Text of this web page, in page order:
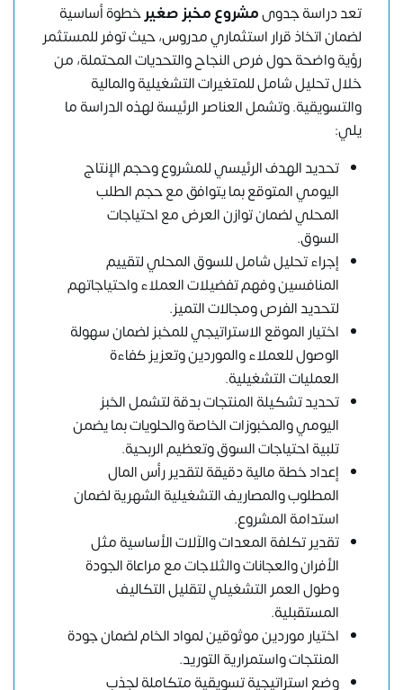
تعد دراسة جدوىمشروع مخبز صغيرخطوة أساسية
لضمان اتخاذ قرار استثماري مدروس، حيث توفر للمستثمر
رؤية واضحة حول فرص النجاح والتحديات المحتملة، من
خلال تحليل شامل للمتغيرات التشغيلية والمالية
والتسويقية. وتشمل العناصر الرئيسة لهذه الدراسة ما
يلي:
تحديد الهدف الرئيسي للمشروع وحجم الإنتاج
اليومي المتوقع بما يتوافق مع حجم الطلب
المحلي لضمان توازن العرض مع احتياجات
السوق.
إجراء تحليل شامل للسوق المحلي لتقييم
المنافسين وفهم تفضيلات العملاء واحتياجاتهم
لتحديد الفرص ومجالات التميز.
اختيار الموقع الاستراتيجي للمخبز لضمان سهولة
الوصول للعملاء والموردين وتعزيز كفاءة
العمليات التشغيلية.
تحديد تشكيلة المنتجات بدقة لتشمل الخبز
اليومي والمخبوزات الخاصة والحلويات بما يضمن
تلبية احتياجات السوق وتعظيم الربحية.
إعداد خطة مالية دقيقة لتقدير رأس المال
المطلوب والمصاريف التشغيلية الشهرية لضمان
استدامة المشروع.
تقدير تكلفة المعدات والآلات الأساسية مثل
الأفران والعجانات والثلاجات مع مراعاة الجودة
وطول العمر التشغيلي لتقليل التكاليف
المستقبلية.
اختيار موردين موثوقين لمواد الخام لضمان جودة
المنتجات واستمرارية التوريد.
وضع استراتيجية تسويقية متكاملة لجذب